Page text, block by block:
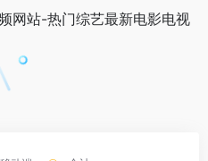
网站-热门综艺最新电影电视